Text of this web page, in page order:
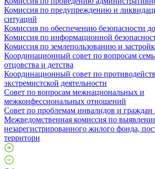
Комиссия по предупреждению и
ситуаций
Комиссия по обеспечению безопасности
Комиссия по информационной
Комиссия по землепользованию и
Координационный совет по вопросам
отцовства и детства
Координационный совет по
экстремистской деятельности
Совет по вопросам межнациональных и
межконфессиональных отношений
Совет по проблемам инвалидов и граждан
Межведомственная комиссия по
незарегистрированного жилого фонда,
территори